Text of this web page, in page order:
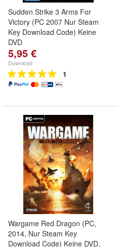
Sudden Strike 3 Arms For
Victory (PC 2007 Nur Steam
Key Download Code) Keine
DVD
5,95 €
Download
1
Wargame Red Dragon (PC,
2014, Nur Steam Key
Download Code) Keine DVD,